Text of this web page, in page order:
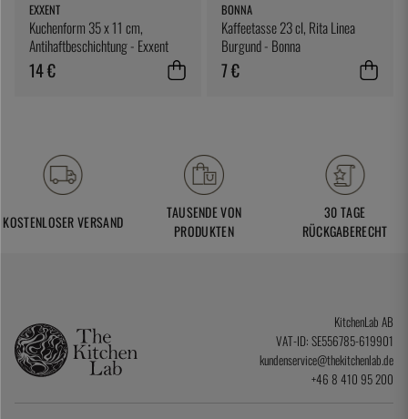
EXXENT
Kuchenform 35 x 11 cm,
Antihaftbeschichtung - Exxent
14 €
BONNA
Kaffeetasse 23 cl, Rita Linea
Burgund - Bonna
7 €
KOSTENLOSER VERSAND
TAUSENDE VON
PRODUKTEN
30 TAGE
RÜCKGABERECHT
KitchenLab AB
VAT-ID: SE556785-619901
kundenservice@thekitchenlab.de
+46 8 410 95 200